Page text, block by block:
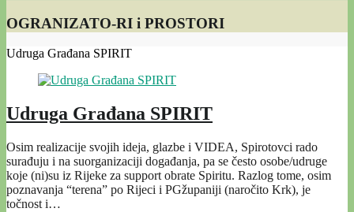
OGRANIZATO-RI i PROSTORI
Udruga Građana SPIRIT
Udruga Građana SPIRIT
Osim realizacije svojih ideja, glazbe i VIDEA, Spirotovci rado
surađuju i na suorganizaciji događanja, pa se često osobe/udruge
koje (ni)su iz Rijeke za support obrate Spiritu. Razlog tome, osim
poznavanja “terena” po Rijeci i PGžupaniji (naročito Krk), je
točnost i…